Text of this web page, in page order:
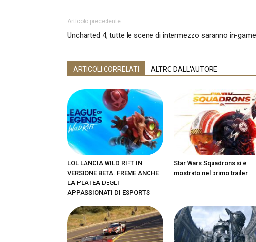
Articolo precedente
Uncharted 4, tutte le scene di intermezzo saranno in-game
ARTICOLI CORRELATI ALTRO DALL'AUTORE
LOL LANCIA WILD RIFT IN
VERSIONE BETA. FREME ANCHE
LA PLATEA DEGLI
APPASSIONATI DI ESPORTS
Star Wars Squadrons si è
mostrato nel primo trailer